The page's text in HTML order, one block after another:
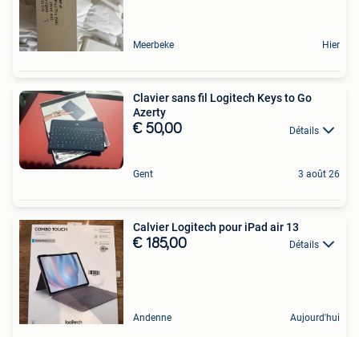
Meerbeke Hier
Clavier sans fil Logitech Keys to Go
Azerty
€ 50,00 Détails
Gent 3 août 26
Calvier Logitech pour iPad air 13
€ 185,00 Détails
Andenne Aujourd'hui